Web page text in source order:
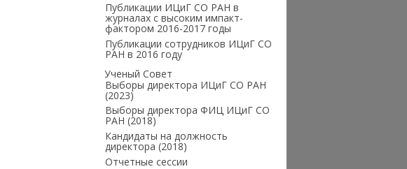
Публикации ИЦиГ СО РАН в
журналах с высоким импакт-
фактором 2016-2017 годы
Публикации сотрудников ИЦиГ СО
РАН в 2016 году
Ученый Совет
Выборы директора ИЦиГ СО РАН
(2023)
Выборы директора ФИЦ ИЦиГ СО
РАН (2018)
Кандидаты на должность
директора (2018)
Отчетные сессии